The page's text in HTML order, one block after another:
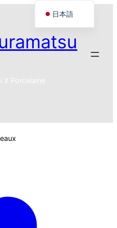
X Porcelaine
日本語
English